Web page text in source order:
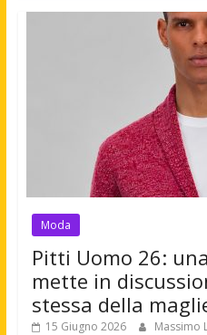
Moda
Pitti Uomo 26:
mette in
stessa della
15 Giugno 2026 Massimo